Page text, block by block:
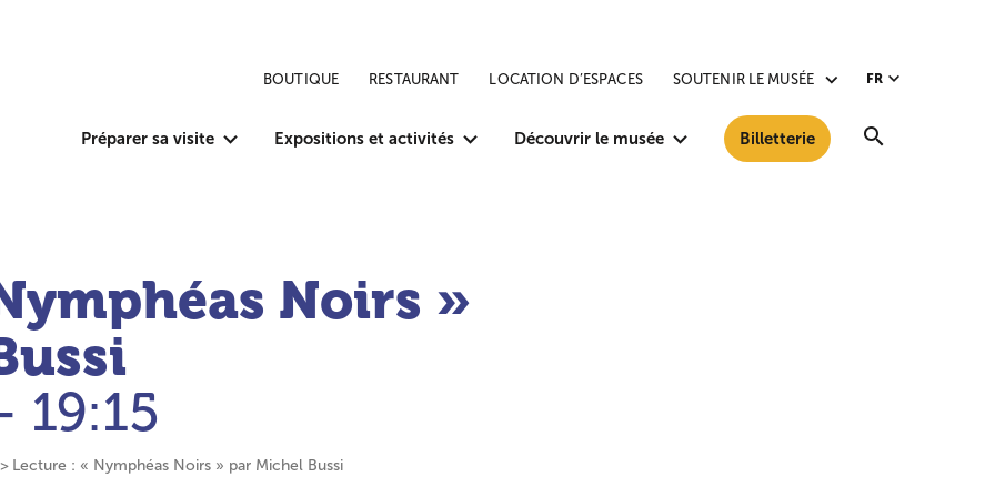
Préparer sa visite Expositions et activités Découvrir le musée Billetterie
BOUTIQUE RESTAURANT LOCATION D’ESPACES SOUTENIR LE MUSÉE FR
Noirs »
19:15
Lecture : « Nymphéas Noirs » par Michel Bussi